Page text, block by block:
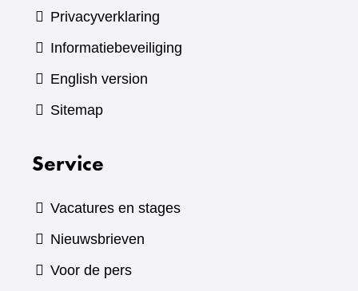
Privacyverklaring
Informatiebeveiliging
English version
Sitemap
Service
Vacatures en stages
Nieuwsbrieven
Voor de pers